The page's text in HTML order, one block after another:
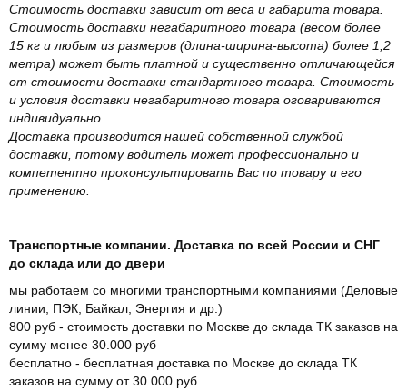
Стоимость доставки зависит от веса и габарита товара.
Стоимость доставки негабаритного товара (весом более
15 кг и любым из размеров (длина-ширина-высота) более 1,2
метра) может быть платной и существенно отличающейся
от стоимости доставки стандартного товара. Стоимость
и условия доставки негабаритного товара оговариваются
индивидуально.
Доставка производится нашей собственной службой
доставки, потому водитель может профессионально и
компетентно проконсультировать Вас по товару и его
применению.
Транспортные компании. Доставка по всей России и СНГ
до склада или до двери
мы работаем со многими транспортными компаниями (Деловые
линии, ПЭК, Байкал, Энергия и др.)
800 руб - стоимость доставки по Москве до склада ТК заказов на
сумму менее 30.000 руб
бесплатно - бесплатная доставка по Москве до склада ТК
заказов на сумму от 30.000 руб